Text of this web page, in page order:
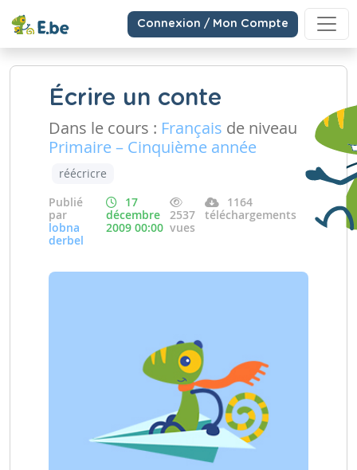
Connexion / Mon Compte
Écrire un conte
Dans le cours : Français de niveau
Primaire – Cinquième année
réécricre
Publié
par
lobna
derbel
17
décembre
2009 00:00
2537
vues
1164
téléchargements